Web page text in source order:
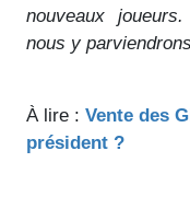
nouveaux
nous y
À lire : Vente des
président ?